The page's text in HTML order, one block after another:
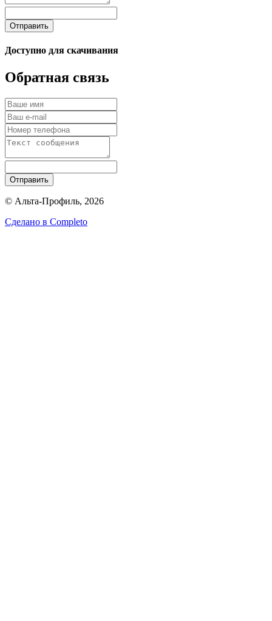
Отправить
Доступно для скачивания
Обратная связь
Отправить
© Альта-Профиль, 2026
Сделано в Completo